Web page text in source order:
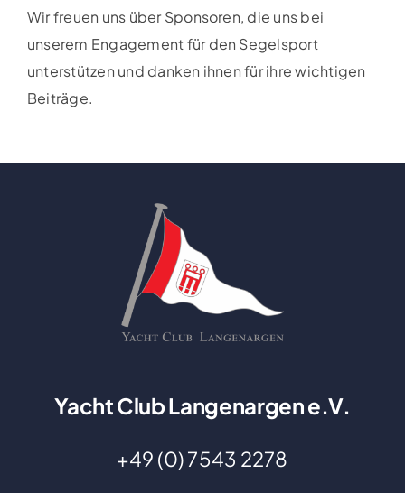
Wir freuen uns über Sponsoren, die uns bei
unserem Engagement für den Segelsport
unterstützen und danken ihnen für ihre wichtigen
Beiträge.
Yacht Club Langenargen e.V.
+49 (0) 7543 2278